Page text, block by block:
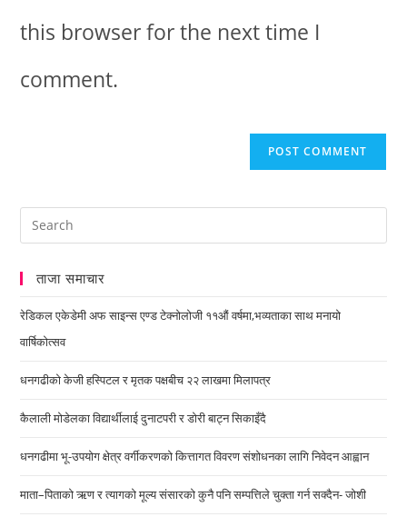
this browser for the next time I
comment.
ताजा समाचार
रेडिकल एकेडेमी अफ साइन्स एण्ड टेक्नोलोजी ११औं वर्षमा,भव्यताका साथ मनायो
वार्षिकोत्सव
धनगढीको केजी हस्पिटल र मृतक पक्षबीच २२ लाखमा मिलापत्र
कैलाली मोडेलका विद्यार्थीलाई दुनाटपरी र डोरी बाट्न सिकाइँदै
धनगढीमा भू-उपयोग क्षेत्र वर्गीकरणको कित्तागत विवरण संशोधनका लागि निवेदन आह्वान
माता–पिताको ऋण र त्यागको मूल्य संसारको कुनै पनि सम्पत्तिले चुक्ता गर्न सक्दैन- जोशी